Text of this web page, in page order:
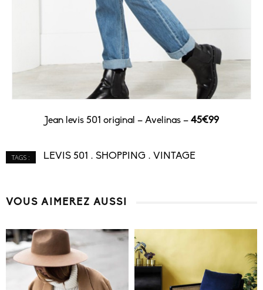
Jean levis 501 original – Avelinas – 45€99
TAGS : LEVIS 501 SHOPPING VINTAGE
VOUS AIMEREZ AUSSI